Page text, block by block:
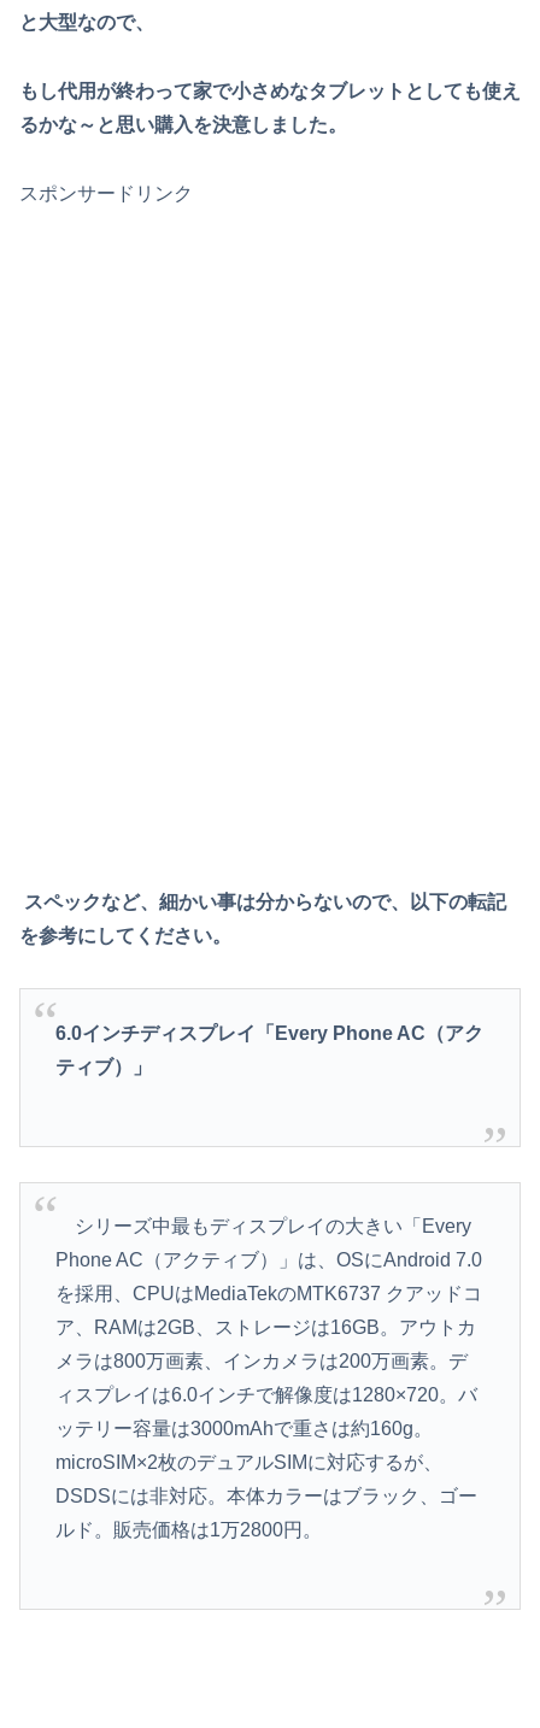
と大型なので、
もし代用が終わって家で小さめなタブレットとしても使え
るかな～と思い購入を決意しました。
スポンサードリンク
スペックなど、細かい事は分からないので、以下の転記
を参考にしてください。
6.0インチディスプレイ「 Every Phone AC （アク
ティブ）」
シリーズ中最もディスプレイの大きい「 Every
Phone AC （アクティブ）」は、 OSにAndroid 7.0
を採用、 CPUはMediaTekのMTK6737 クアッドコ
ア、
RAMは2GB 、ストレージは16GB。アウトカ
メラは800万画素、インカメラは200万画素。デ
ィスプレイは6.0インチで解像度は1280×720。バ
ッテリー容量は3000mAhで重さは約160g。
microSIM×2枚のデュアルSIMに対応するが、
DSDSには非対応。本体カラーはブラック、ゴー
ルド。販売価格は1万2800円。